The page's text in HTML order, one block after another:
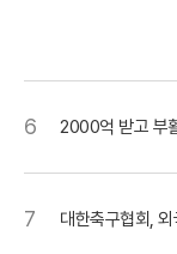
6 2000억 받고 부
7 대한축구협회, 외